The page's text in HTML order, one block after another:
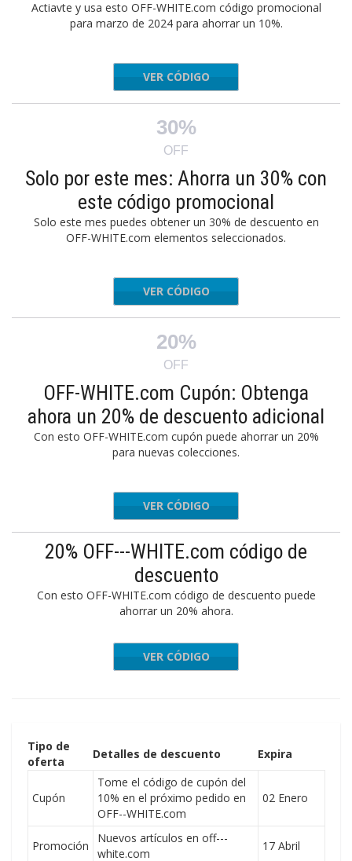
Actiavte y usa esto OFF-WHITE.com código promocional
para marzo de 2024 para ahorrar un 10%.
3FMPVL
VER CÓDIGO
30%
OFF
Solo por este mes: Ahorra un 30% con
este código promocional
Solo este mes puedes obtener un 30% de descuento en
OFF-WHITE.com elementos seleccionados.
WSEPX30
VER CÓDIGO
20%
OFF
OFF-WHITE.com Cupón: Obtenga
ahora un 20% de descuento adicional
Con esto OFF-WHITE.com cupón puede ahorrar un 20%
para nuevas colecciones.
JUNEX20
VER CÓDIGO
20% OFF---WHITE.com código de
descuento
Con esto OFF-WHITE.com código de descuento puede
ahorrar un 20% ahora.
JULYX20
VER CÓDIGO
Tipo de
oferta
Detalles de descuento Expira
Cupón
Tome el código de cupón del
10% en el próximo pedido en
OFF--WHITE.com
02 Enero
Promoción
Nuevos artículos en off---
white.com
17 Abril